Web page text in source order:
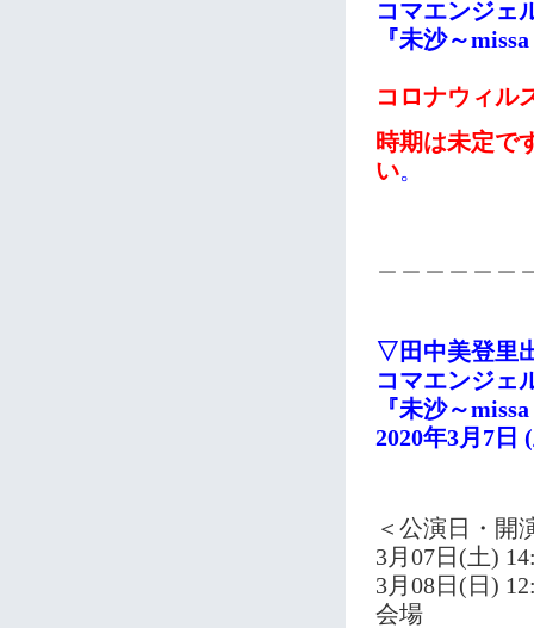
コマエンジェ
『未沙～
コロナウィル
時期は未定で
い。
▽田中美登里
コマエンジェ
『未沙～
2020年3月7日
＜公演日・開
3月07日(土)
3月08日(日)
会場